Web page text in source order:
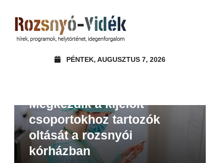
PÉNTEK, AUGUSZTUS 7, 2026
Megkezdik a kijelölt
csoportokhoz tartozók
oltását a rozsnyói
kórházban